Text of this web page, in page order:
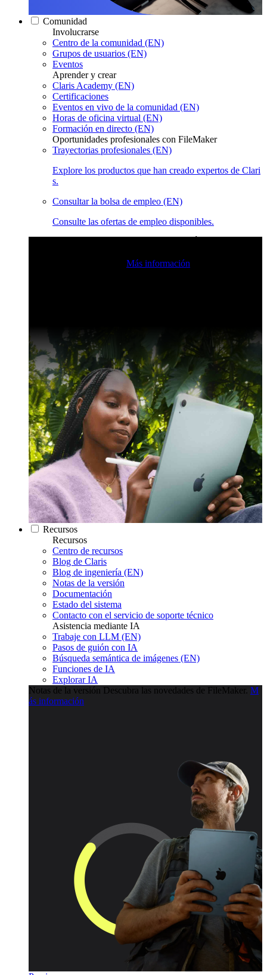
Comunidad
Involucrarse
Centro de la comunidad (EN)
Grupos de usuarios (EN)
Eventos
Aprender y crear
Claris Academy (EN)
Certificaciones
Eventos en vivo de la comunidad (EN)
Horas de oficina virtual (EN)
Formación en directo (EN)
Oportunidades profesionales con FileMaker
Trayectorias profesionales (EN)
Explore los productos que han creado expertos de Clari
s.
Consultar la bolsa de empleo (EN)
Consulte las ofertas de empleo disponibles.
Más información
Recursos
Recursos
Centro de recursos
Blog de Claris
Blog de ingeniería (EN)
Notas de la versión
Documentación
Estado del sistema
Contacto con el servicio de soporte técnico
Asistencia mediante IA
Trabaje con LLM (EN)
Pasos de guión con IA
Búsqueda semántica de imágenes (EN)
Funciones de IA
Explorar IA
Notas de la versión Descubra las novedades de FileMaker. M
ás información